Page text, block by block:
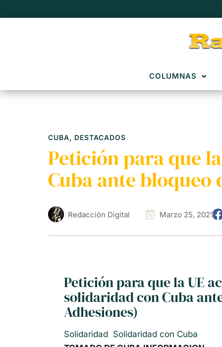
COLUMNAS
CUBA, DESTACADOS
Petición para que
Cuba ante bloqueo
Redacción Digital Marzo 25, 2021
Petición para que la UE
solidaridad con Cuba
Adhesiones)
Solidaridad Solidaridad con Cuba